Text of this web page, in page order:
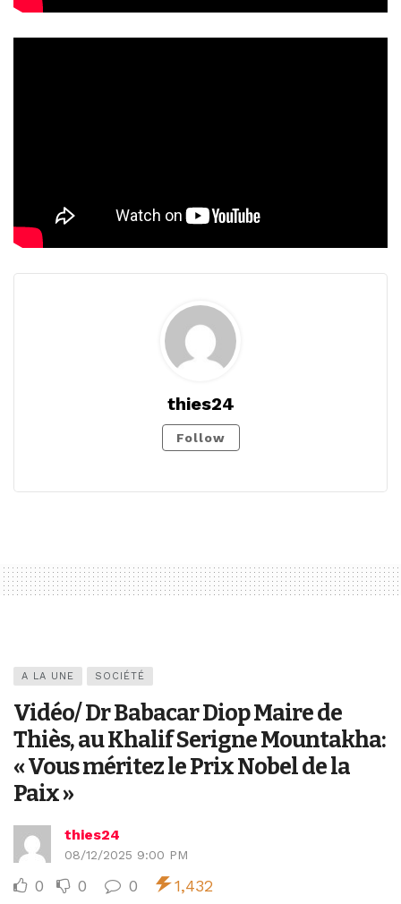
thies24
Follow
A LA UNE SOCIÉTÉ
Vidéo/ Dr Babacar Diop Maire de
Thiès, au Khalif Serigne Mountakha:
« Vous méritez le Prix Nobel de la
Paix »
thies24
08/12/2025 9:00 PM
0 0 0 1,432